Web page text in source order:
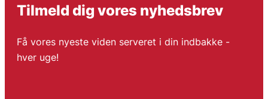
Tilmeld dig vores nyhedsbrev
Få vores nyeste viden serveret i din indbakke -
hver uge!